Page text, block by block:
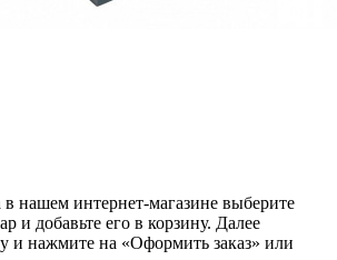
нашем интернет-магазине выберите
и добавьте его в корзину. Далее
и нажмите на «Оформить заказ» или